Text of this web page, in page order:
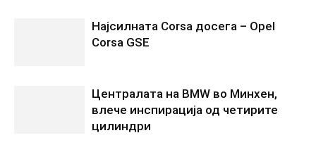
Најсилната Corsa досега – Opel
Corsa GSE
Централата на BMW во Минхен,
влече инспирација од четирите
цилиндри